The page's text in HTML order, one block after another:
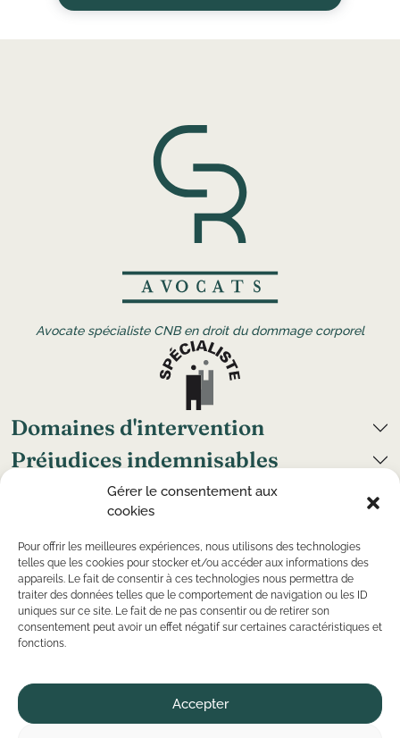
Gérer le consentement aux
cookies
Pour offrir les meilleures expériences, nous utilisons des technologies
telles que les cookies pour stocker et/ou accéder aux informations des
appareils. Le fait de consentir à ces technologies nous permettra de
traiter des données telles que le comportement de navigation ou les ID
uniques sur ce site. Le fait de ne pas consentir ou de retirer son
consentement peut avoir un effet négatif sur certaines caractéristiques et
fonctions.
Accepter
Avocate spécialiste CNB en droit du dommage corporel
Domaines d'intervention
Préjudices indemnisables
Grand handicap
Nous suivre
©Copyright2026 — CR Avocats — Tous droits réservés
— Conception parKaizen Agency